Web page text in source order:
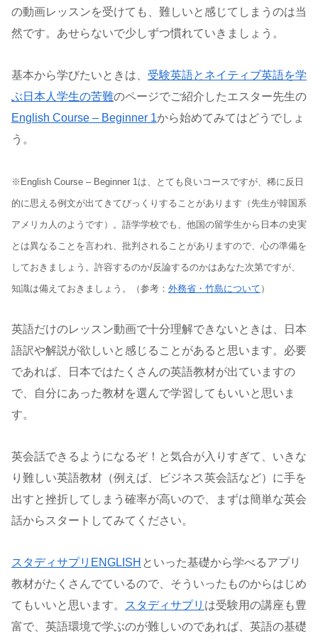
の動画レッスンを受けても、難しいと感じてしまうのは当
然です。あせらないで少しずつ慣れていきましょう。
基本から学びたいときは、 受験英語とネイティブ英語を学
ぶ日本人学生の苦難のページでご紹介したエスター先生の
English Course – Beginner 1から始めてみてはどうでしょ
う。
※English Course – Beginner 1は、とても良いコースですが、稀に反日
的に思える例文が出てきてびっくりすることがあります（先生が韓国系
アメリカ人のようです）。語学学校でも、他国の留学生から日本の史実
とは異なることを言われ、批判されることがありますので、心の準備を
しておきましょう。許容するのか/反論するのかはあなた次第ですが、
知識は備えておきましょう。（参考： 外務省・竹島について ）
英語だけのレッスン動画で十分理解できないときは、日本
語訳や解説が欲しいと感じることがあると思います。必要
であれば、日本ではたくさんの英語教材が出ていますの
で、自分にあった教材を選んで学習してもいいと思いま
す。
英会話できるようになるぞ！と気合が入りすぎて、いきな
り難しい英語教材（例えば、ビジネス英会話など）に手を
出すと挫折してしまう確率が高いので、まずは簡単な英会
話からスタートしてみてください。
スタディサプリENGLISH といった基礎から学べるアプリ
教材がたくさんでているので、そういったものからはじめ
てもいいと思います。
スタディサプリ は受験用の講座も豊
富で、英語環境で学ぶのが難しいのであれば、英語の基礎